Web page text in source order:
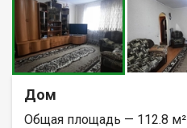
Дом
Общая площадь — 112.8 м²